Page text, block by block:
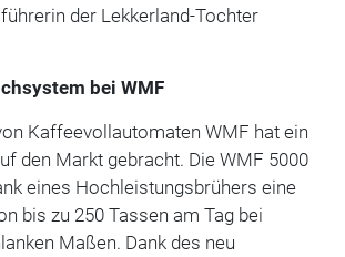
der Lekkerland-Tochter
bei WMF
Kaffeevollautomaten WMF hat ein
den Markt gebracht. Die WMF 5000
eines Hochleistungsbrühers eine
bis zu 250 Tassen am Tag bei
Maßen. Dank des neu